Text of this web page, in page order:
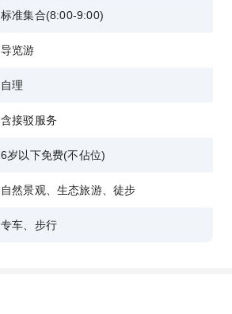
标准集合(8:00-9:00)
导览游
自理
含接驳服务
6岁以下免费(不佔位)
自然景观、生态旅游、徒步
专车、步行